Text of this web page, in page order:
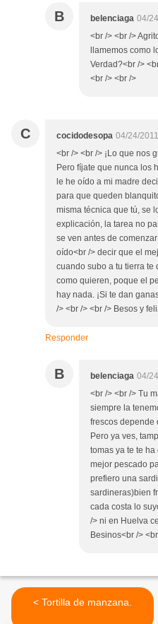
B belenciaga 04/
<br /> <br />
llamemos como
Verdad?<br />
<br /> <br />
C cocidodesopa 04/24/
<br /> <br /> ¡Lo que nos
Pero fíjate que nunca los
le he oído a mi madre
para que queden
misma técnica que tú, se
explicación, la tarea no
se ven antes de
oído<br /> decir que el
cuando subo a tu tierra te
como quieren, poque el
hay nada. ¡Si te dan
/> <br /> <br /> Besos y
Responder
B belenciaga 04/
<br /> <br /> Tu
siempre la
frescos depende
Pero ya ves,
tomas ya te te ha
mejor pescado
prefiero una
sardineras)bien
cada costa lo
/> ni en Huelva
Besinos<br />
< Tortilla de manzana.